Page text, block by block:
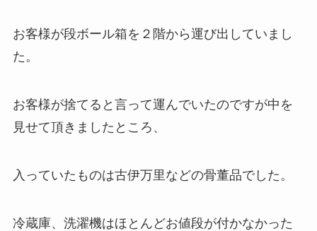
お客様が段ボール箱を２階から運び出していまし
た。
お客様が捨てると言って運んでいたのですが中を
見せて頂きましたところ、
入っていたものは古伊万里などの骨董品でした。
冷蔵庫、洗濯機はほとんどお値段が付かなかった